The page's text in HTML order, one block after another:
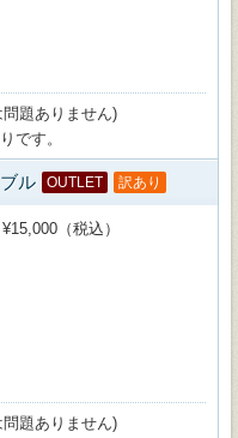
問題ありません)
です。
ル OUTLET 訳あり
¥15,000（税込）
問題ありません)